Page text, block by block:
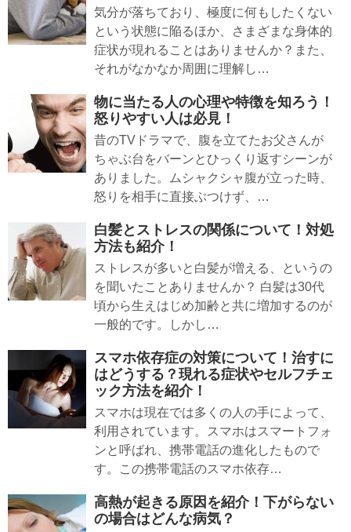
気分が落ちており、極度に何もしたくない
という状態に陥るほか、さまざまな身体的
症状が現れることはありませんか？また、
それがなかなか周囲に理解し…
物に当たる人の心理や特徴を知ろう！
怒りやすい人は必見！
昔のTVドラマで、腹を立てたお父さんが
ちゃぶ台をバーンとひっくり返すシーンが
ありました。ムシャクシャ腹が立った時、
怒りを相手に直接ぶつけず、…
白髪とストレスの関係について！対処
方法も紹介！
ストレスが多いと白髪が増える、というの
を聞いたことありませんか？ 白髪は30代
頃から生えはじめ加齢と共に増加するのが
一般的です。しかし…
スマホ依存症の対策について！治すに
はどうする？現れる症状やセルフチェ
ック方法を紹介！
スマホは現在では多くの人の手によって、
利用されています。スマホはスマートフォ
ンと呼ばれ、携帯電話の進化したもので
す。この携帯電話のスマホ依存…
高熱が起きる原因を紹介！下がらない
の場合はどんな病気？